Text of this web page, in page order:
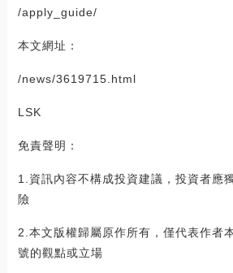
/apply_guide/
本文網址：
/news/3619715.html
LSK
免責聲明：
1.資訊內容不構成投資建議，投資者應
險
2.本文版權歸屬原作所有，僅代表作者
號的觀點或立場